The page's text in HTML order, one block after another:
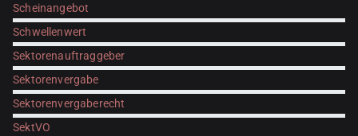
Scheinangebot
Schwellenwert
Sektorenauftraggeber
Sektorenvergabe
Sektorenvergaberecht
SektVO